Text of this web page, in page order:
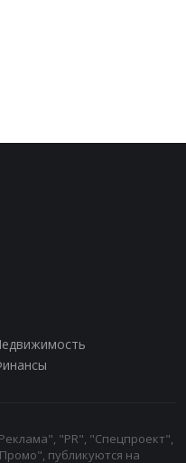
"PR", "Спецпроект",
публикуются на